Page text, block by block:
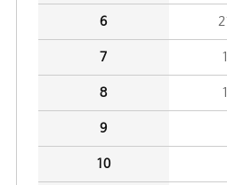
6
7
8
9
10